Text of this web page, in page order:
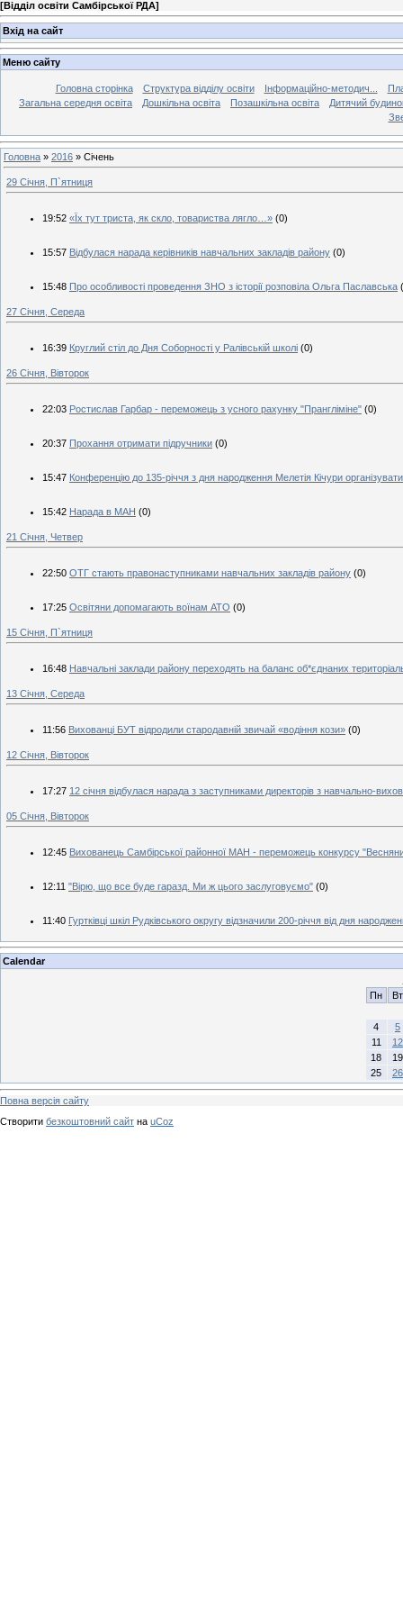
[Відділ освіти Самбірської РДА]
Вхід на сайт
Меню сайту
Головна сторінка Структура відділу освіти Інформаційно-методич...
Загальна середня освіта
Дошкільна освіта Позашкільна освіта
Дитячий
Головна » 2016 » Січень
29 Січня, П`ятниця
19:52 «Їх тут триста, як скло, товариства лягло…» (0)
15:57 Відбулася нарада керівників навчальних закладів району (0)
15:48 Про особливості проведення ЗНО з історії розповіла Ольга Паславська
27 Січня, Середа
16:39 Круглий стіл до Дня Соборності у Ралівській школі (0)
26 Січня, Вівторок
22:03 Ростислав Гарбар - переможець з усного рахунку "Прангліміне" (0)
20:37 Прохання отримати підручники (0)
15:47 Конференцію до 135-річчя з дня народження Мелетія Кічури організувати
15:42 Нарада в МАН (0)
21 Січня, Четвер
22:50 ОТГ стають правонаступниками навчальних закладів району (0)
17:25 Освітяни допомагають воїнам АТО (0)
15 Січня, П`ятниця
16:48 Навчальні заклади району переходять на баланс об*єднаних
13 Січня, Середа
11:56 Вихованці БУТ відродили стародавній звичай «водіння кози» (0)
12 Січня, Вівторок
17:27 12 січня відбулася нарада з заступниками директорів з навчально-
05 Січня, Вівторок
12:45 Вихованець Самбірської районної МАН - переможець конкурсу
12:11 "Вірю, що все буде гаразд. Ми ж цього заслуговуємо" (0)
11:40 Гуртківці шкіл Рудківського округу відзначили 200-річчя від дня
Calendar
Пн
Вт
4
5
11
12
18
19
25
26
Повна версія сайту
Створити безкоштовний сайт на uCoz